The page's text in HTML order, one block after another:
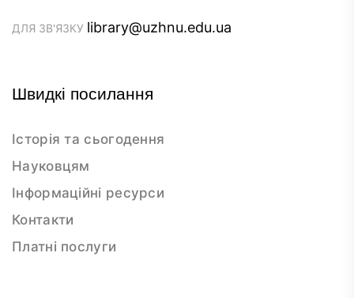
ДЛЯ ЗВ'ЯЗКУ library@uzhnu.edu.ua
Швидкі посилання
Історія та сьогодення
Науковцям
Інформаційні ресурси
Контакти
Платні послуги